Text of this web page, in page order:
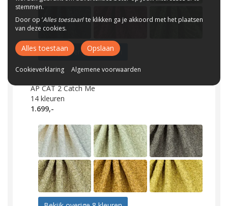
Bekijk overige 6 kleuren
AP CAT 2 Catch Me
14 kleuren
1.699,-
stemmen.
Door op ‘Alles toestaan’ te klikken ga je akkoord met het plaatsen
van deze cookies.
Alles toestaan Opslaan
Cookieverklaring Algemene voorwaarden